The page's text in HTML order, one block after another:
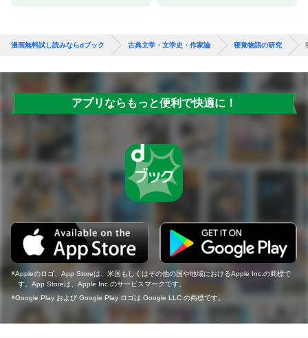
漫画無料試し読みならdブック 古典文学・文学史・作家論 寝覚物語の研究
アプリならもっと便利で快適に！
Appleのロゴ、App Storeは、米国もしくはその他の国や地域におけるApple Inc.の商標で
す。App Storeは、Apple Inc.のサービスマークです。
Google Play および Google Play ロゴは Google LLC の商標です。